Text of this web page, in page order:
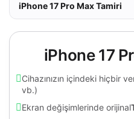
iPhone 17 Pro Max Tamiri
iPhone 17
Cihazınızın içindeki hiçbir
vb.)
Ekran değişimlerinde orijinal